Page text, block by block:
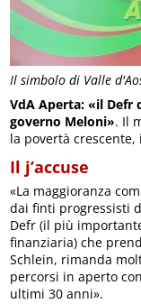
Il simbolo di Valle
VdA Aperta: «il Defr
governo Meloni». Il
la povertà
Il j’accuse
«La maggioranza
dai finti progressisti
Defr (il più
finanziaria) che
Schlein, rimanda
percorsi in aperto
ultimi 30 anni».